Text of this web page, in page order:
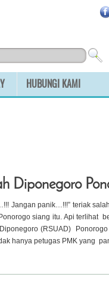
HUBUNGI KAMI
Diponegoro
Jangan panik…!!!” teriak
siang itu. Api terlihat
(RSUAD)
hanya petugas PMK yang